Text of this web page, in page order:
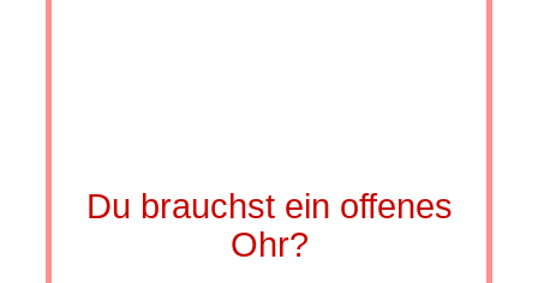
Du brauchst ein offenes
Ohr?